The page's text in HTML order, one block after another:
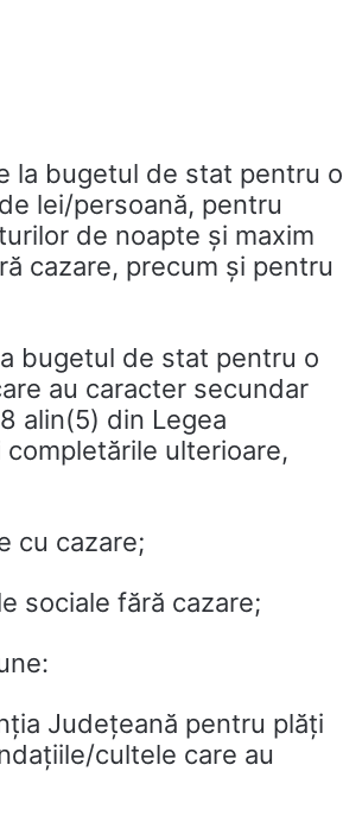
la bugetul de stat pentru o
lei/persoană, pentru
de noapte și maxim
cazare, precum şi pentru
bugetul de stat pentru o
au caracter secundar
alin(5) din Legea
ulterioare,
cu cazare;
sociale fără cazare;
Județeană pentru plăți
cultele care au